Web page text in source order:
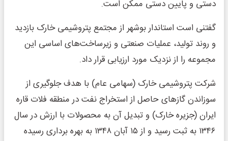
دستی و پایین دستی ممکن است.
گفتنی است استاندار بوشهر از مجتمع پتروشیمی خارک بازدید
و روند تولید، عملیات صنعتی و زیرساخت‌های اساسی این
مجموعه را از نزدیک مورد ارزیابی قرار داد.
شرکت پتروشیمی خارک (سهامی عام) با هدف جلوگیری از
سوزاندن گازهای حاصل از استخراج نفت در منطقه فلات قاره
ایران (جزیره خارک) و تبدیل آن به محصولات با ارزش در سال
۱۳۴۶ به ثبت رسید و از ۱۵ آبان ۱۳۴۸ به بهره برداری رسیده